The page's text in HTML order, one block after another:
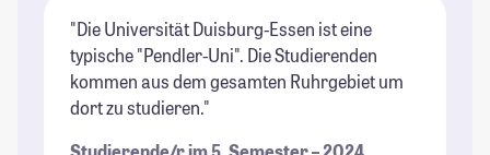
"Die Universität Duisburg-Essen ist eine
typische "Pendler-Uni". Die Studierenden
kommen aus dem gesamten Ruhrgebiet um
dort zu studieren."